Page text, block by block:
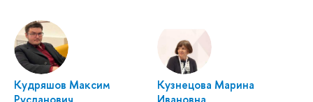
Кудряшов Максим
Кузнецова Марина